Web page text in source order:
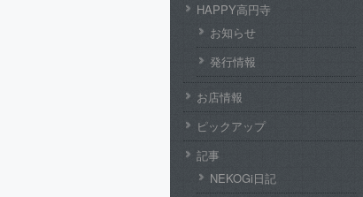
HAPPY高円寺
お知らせ
発行情報
お店情報
ピックアップ
記事
NEKOGi日記